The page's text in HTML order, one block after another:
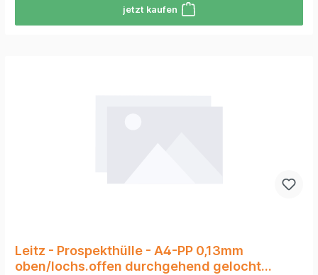
jetzt kaufen
Leitz - Prospekthülle - A4-PP 0,13mm
oben/Iochs.offen durchgehend gelocht